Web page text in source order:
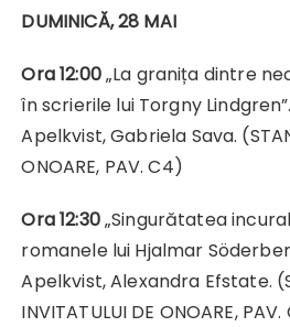
DUMINICĂ, 28 MAI
Ora 12:00„La granița dintre
în scrierile lui Torgny
Apelkvist,Gabriela Sava.
ONOARE, PAV. C4)
Ora 12:30„Singurătatea
romanele lui Hjalmar
Apelkvist, Alexandra Efstate.
INVITATULUI DE ONOARE,